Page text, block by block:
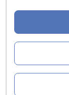
Copyright
Fermín